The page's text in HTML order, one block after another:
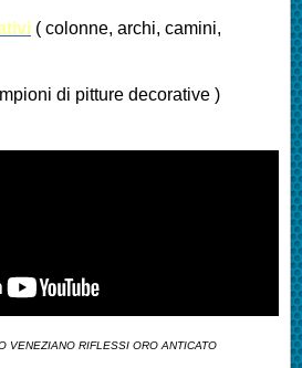
( colonne, archi, camini,
di pitture decorative )
VENEZIANO RIFLESSI ORO ANTICATO